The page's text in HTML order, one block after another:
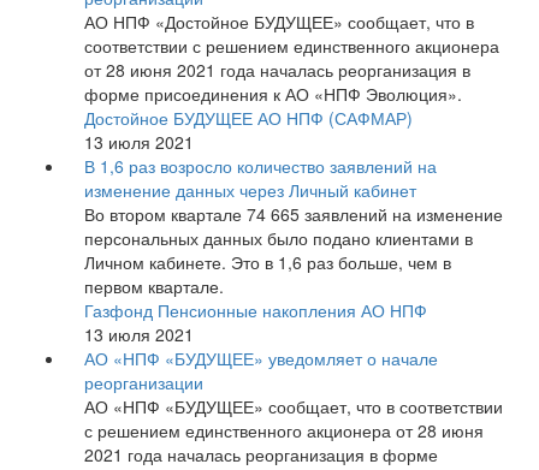
АО НПФ «Достойное БУДУЩЕЕ» сообщает, что в
соответствии с решением единственного акционера
от 28 июня 2021 года началась реорганизация в
форме присоединения к АО «НПФ Эволюция».
Достойное БУДУЩЕЕ АО НПФ (САФМАР)
13 июля 2021
В 1,6 раз возросло количество заявлений на
изменение данных через Личный кабинет
Во втором квартале 74 665 заявлений на изменение
персональных данных было подано клиентами в
Личном кабинете. Это в 1,6 раз больше, чем в
первом квартале.
Газфонд Пенсионные накопления АО НПФ
13 июля 2021
АО «НПФ «БУДУЩЕЕ» уведомляет о начале
реорганизации
АО «НПФ «БУДУЩЕЕ» сообщает, что в соответствии
с решением единственного акционера от 28 июня
2021 года началась реорганизация в форме